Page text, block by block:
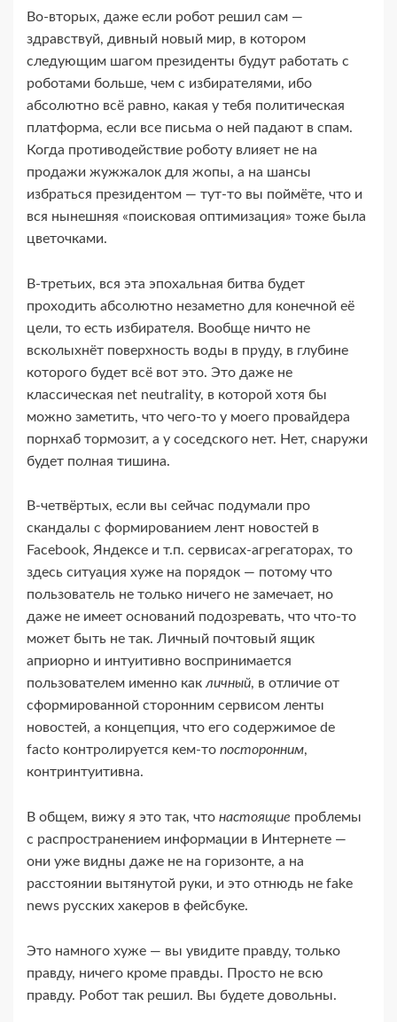
Во-​вторых, даже если робот решил сам —
здравствуй, дивный новый мир, в котором
следующим шагом президенты будут работать с
роботами больше, чем с избирателями, ибо
абсолютно всё равно, какая у тебя политическая
платформа, если все письма о ней падают в спам.
Когда противодействие роботу влияет не на
продажи жужжалок для жопы, а на шансы
избраться президентом — тут-​то вы поймёте, что и
вся нынешняя «поисковая оптимизация» тоже была
цветочками.
В‑третьих, вся эта эпохальная битва будет
проходить абсолютно незаметно для конечной её
цели, то есть избирателя. Вообще ничто не
всколыхнёт поверхность воды в пруду, в глубине
которого будет всё вот это. Это даже не
классическая net neutrality, в которой хотя бы
можно заметить, что чего-​то у моего провайдера
порнхаб тормозит, а у соседского нет. Нет, снаружи
будет полная тишина.
В‑четвёртых, если вы сейчас подумали про
скандалы с формированием лент новостей в
Facebook, Яндексе и т.п. сервисах-​агрегаторах, то
здесь ситуация хуже на порядок — потому что
пользователь не только ничего не замечает, но
даже не имеет оснований подозревать, что что-​то
может быть не так. Личный почтовый ящик
априорно и интуитивно воспринимается
пользователем именно какличный, в отличие от
сформированной сторонним сервисом ленты
новостей, а концепция, что его содержимое de
facto контролируется кем-​то посторонним,
контринтуитивна.
В общем, вижу я это так, что настоящие проблемы
с распространением информации в Интернете —
они уже видны даже не на горизонте, а на
расстоянии вытянутой руки, и это отнюдь не fake
news русских хакеров в фейсбуке.
Это намного хуже — вы увидите правду, только
правду, ничего кроме правды. Просто не всю
правду. Робот так решил. Вы будете довольны.